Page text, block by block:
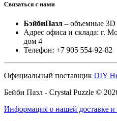
Связаться с нами
БэйбиПазл – объемные 3D
Адрес офиса и склада: г.
дом 4
Телефон: +7 905 554-92-82
Официальный поставщик DIY
Бейби Пазл - Crystal Puzzle ©
Информация о нашей доставке и